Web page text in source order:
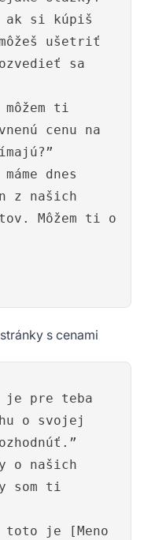
ak si kúpiš
ušetriť
sa
ti
cenu na
dnes
z našich
Môžem ti o
s cenami
je pre teba
o svojej
o našich
som ti
toto je [Meno